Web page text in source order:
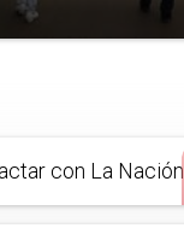
con La Nación